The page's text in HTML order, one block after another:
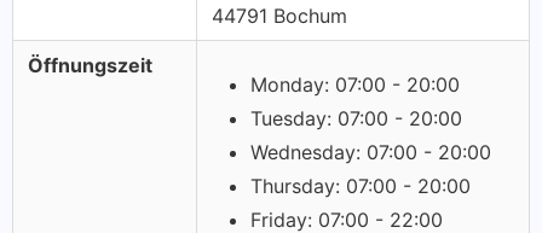
44791 Bochum
Öffnungszeit
Monday: 07:00 - 20:00
Tuesday: 07:00 - 20:00
Wednesday: 07:00 - 20:00
Thursday: 07:00 - 20:00
Friday: 07:00 - 22:00